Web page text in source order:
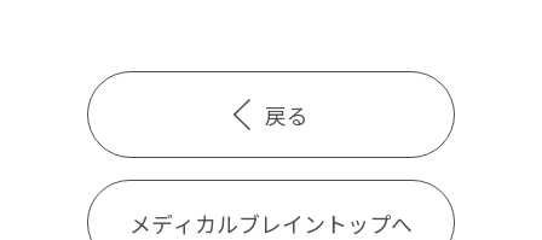
戻る
メディカルブレイントップへ